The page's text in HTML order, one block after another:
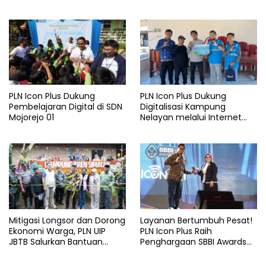
PLN Icon Plus Dukung
Pembelajaran Digital di SDN
Mojorejo 01
PLN Icon Plus Dukung
Digitalisasi Kampung
Nelayan melalui Internet
Mitigasi Longsor dan Dorong
Ekonomi Warga, PLN UIP
JBTB Salurkan Bantuan
Layanan Bertumbuh Pesat!
PLN Icon Plus Raih
Penghargaan SBBI Awards